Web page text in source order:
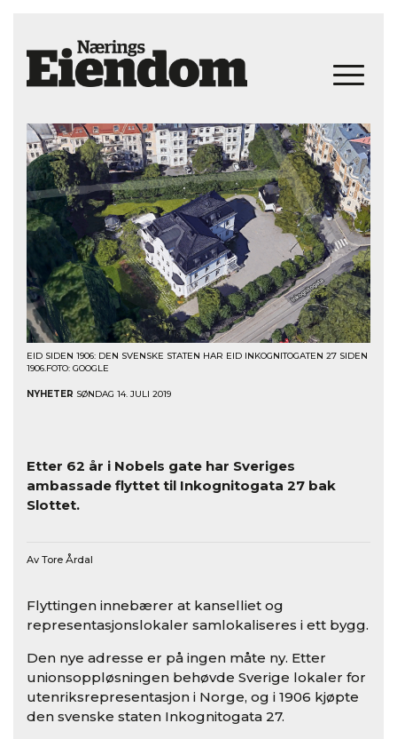
EID SIDEN 1906: DEN SVENSKE STATEN HAR EID INKOGNITOGATEN 27 SIDEN
1906.FOTO: GOOGLE
NYHETER SØNDAG 14. JULI 2019
Etter 62 år i Nobels gate har Sveriges
ambassade flyttet til Inkognitogata 27 bak
Slottet.
Av Tore Årdal
Flyttingen innebærer at kanselliet og
representasjonslokaler samlokaliseres i ett bygg.
Den nye adresse er på ingen måte ny. Etter
unionsoppløsningen behøvde Sverige lokaler for
utenriksrepresentasjon i Norge, og i 1906 kjøpte
den svenske staten Inkognitogata 27.